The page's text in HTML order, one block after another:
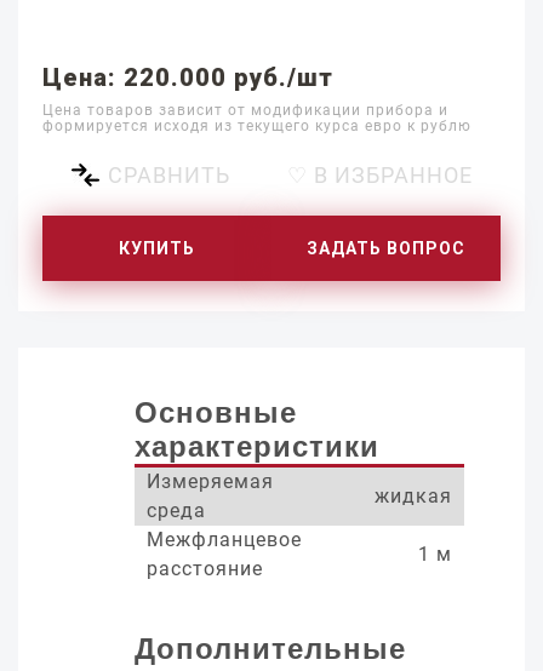
Цена: 220.000 руб./шт
Цена товаров зависит от модификации прибора и
формируется исходя из текущего курса евро к рублю
СРАВНИТЬ ♡ В ИЗБРАННОЕ
КУПИТЬ ЗАДАТЬ ВОПРОС
Основные
характеристики
Измеряемая
среда
жидкая
Межфланцевое
расстояние
1 м
Дополнительные